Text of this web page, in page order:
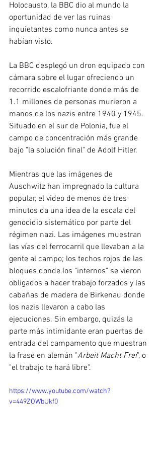
Holocausto, la BBC dio al mundo la
oportunidad de ver las ruinas
inquietantes como nunca antes se
habían visto.
La BBC desplegó un dron equipado con
cámara sobre el lugar ofreciendo un
recorrido escalofriante donde más de
1.1 millones de personas murieron a
manos de los nazis entre 1940 y 1945.
Situado en el sur de Polonia, fue el
campo de concentración más grande
bajo "la solución final" de Adolf Hitler.
Mientras que las imágenes de
Auschwitz han impregnado la cultura
popular, el video de menos de tres
minutos da una idea de la escala del
genocidio sistemático por parte del
régimen nazi. Las imágenes muestran
las vías del ferrocarril que llevaban a la
gente al campo; los techos rojos de las
bloques donde los "internos" se vieron
obligados a hacer trabajo forzados y las
cabañas de madera de Birkenau donde
los nazis llevaron a cabo las
ejecuciones. Sin embargo, quizás la
parte más intimidante eran puertas de
entrada del campamento que muestran
la frase en alemán "Arbeit Macht Frei", o
"el trabajo te hará libre".
https://www.youtube.com/watch?
v=449ZOWbUkf0